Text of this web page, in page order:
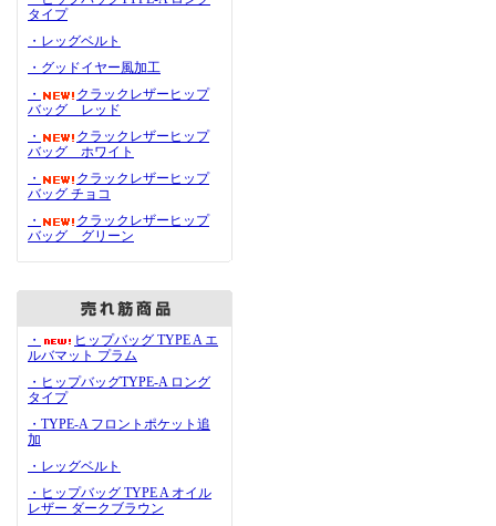
タイプ
・レッグベルト
・グッドイヤー風加工
・
クラックレザーヒップ
バッグ レッド
・
クラックレザーヒップ
バッグ ホワイト
・
クラックレザーヒップ
バッグ チョコ
・
クラックレザーヒップ
バッグ グリーン
・
ヒップバッグ TYPE A エ
ルバマット プラム
・ヒップバッグTYPE-A ロング
タイプ
・TYPE-A フロントポケット追
加
・レッグベルト
・ヒップバッグ TYPE A オイル
レザー ダークブラウン